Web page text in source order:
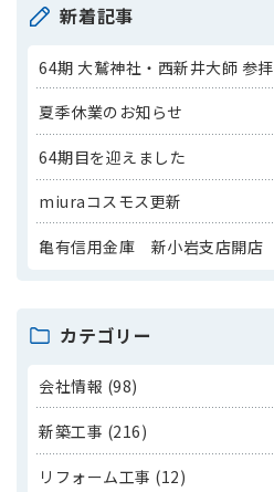
新着記事
64期 大鷲神社・西新井大師 参拝
夏季休業のお知らせ
64期目を迎えました
miuraコスモス更新
亀有信用金庫 新小岩支店開店
カテゴリー
会社情報 (98)
新築工事 (216)
リフォーム工事 (12)